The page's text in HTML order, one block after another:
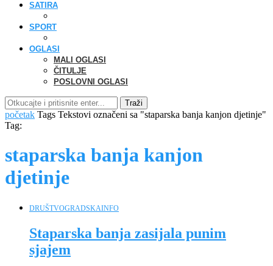
SATIRA
SPORT
OGLASI
MALI OGLASI
ČITULJE
POSLOVNI OGLASI
Traži
početak Tags Tekstovi označeni sa "staparska banja kanjon djetinje"
Tag:
staparska banja kanjon
djetinje
DRUŠTVOGRADSKAINFO
Staparska banja zasijala punim
sjajem